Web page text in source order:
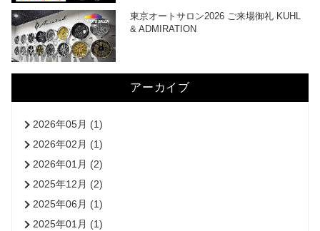
東京オートサロン2026 ご来場御礼 KUHL
& ADMIRATION
アーカイブ
2026年05月 (1)
2026年02月 (1)
2026年01月 (2)
2025年12月 (2)
2025年06月 (1)
2025年01月 (1)